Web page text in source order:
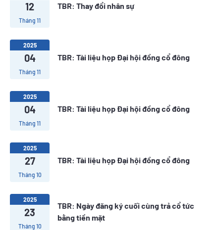
12
Tháng 11
TBR: Thay đổi nhân sự
2025
04
Tháng 11
TBR: Tài liệu họp Đại hội đồng cổ đông
2025
04
Tháng 11
TBR: Tài liệu họp Đại hội đồng cổ đông
2025
27
Tháng 10
TBR: Tài liệu họp Đại hội đồng cổ đông
2025
23
Tháng 10
TBR: Ngày đăng ký cuối cùng trả cổ tức
bằng tiền mặt